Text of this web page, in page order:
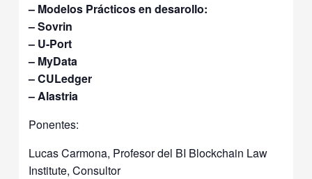
– Modelos Prácticos en desarollo:
– Sovrin
– U-Port
– MyData
– CULedger
– Alastria
Ponentes:
Lucas Carmona, Profesor del BI Blockchain Law
Institute, Consultor